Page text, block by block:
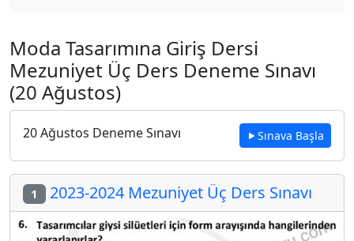
Moda Tasarımına Giriş Dersi
Mezuniyet Üç Ders Deneme Sınavı
(20 Ağustos)
20 Ağustos Deneme Sınavı Sınava Başla
1 2023-2024 Mezuniyet Üç Ders Sınavı